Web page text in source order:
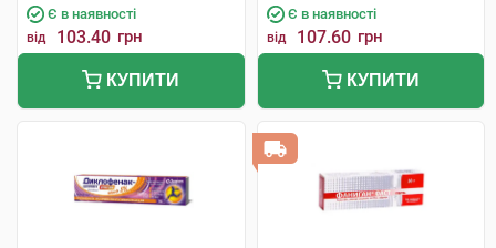
Є в наявності
від 103.40 грн
КУПИТИ
Є в наявності
від 107.60 грн
КУПИТИ